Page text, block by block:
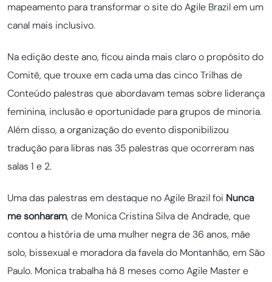
mapeamento para transformar o site do Agile Brazil em um
canal mais inclusivo.
Na edição deste ano, ficou ainda mais claro o propósito do
Comitê, que trouxe em cada uma das cinco Trilhas de
Conteúdo palestras que abordavam temas sobre liderança
feminina, inclusão e oportunidade para grupos de minoria.
Além disso, a organização do evento disponibilizou
tradução para libras nas 35 palestras que ocorreram nas
salas 1 e 2.
Uma das palestras em destaque no Agile Brazil foi Nunca
me sonharam, de Monica Cristina Silva de Andrade, que
contou a história de uma mulher negra de 36 anos, mãe
solo, bissexual e moradora da favela do Montanhão, em São
Paulo. Monica trabalha há 8 meses como Agile Master e